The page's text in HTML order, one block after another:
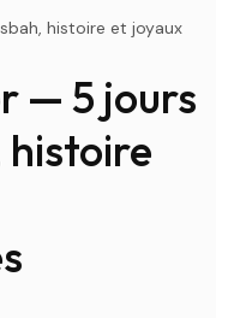
histoire et joyaux
— 5 jours
histoire